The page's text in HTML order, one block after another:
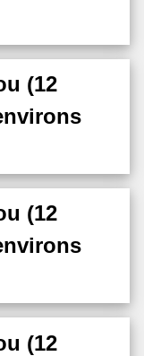
(12
(12
(12